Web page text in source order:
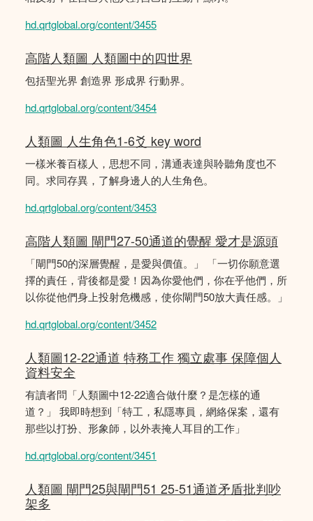
hd.qrtglobal.org/content/3455
高階人類圖 人類圖中的四世界
包括聖光界 創造界 形成界 行動界。
hd.qrtglobal.org/content/3454
人類圖 人生角色1-6爻 key word
一樣米養百樣人，思想不同，溝通表達與聆聽角度也不
同。求同存異，了解身邊人的人生角色。
hd.qrtglobal.org/content/3453
高階人類圖 閘門27-50通道的覺醒 愛才是源頭
「閘門50的深層覺醒，是愛與價值。」 「一切你願意選
擇的責任，背後都是愛！因為你愛他們，你在乎他們，所
以你從他們身上投射危機感，使你閘門50放大責任感。」
hd.qrtglobal.org/content/3452
人類圖12-22通道 特務工作 獨立處事 保障個人
資料安全
有讀者問「人類圖中12-22適合做什麼？是怎樣的通
道？」 我即時想到「特工，私隱專員，網絡保案，還有
那些以打扮、形象師，以外表掩人耳目的工作」
hd.qrtglobal.org/content/3451
人類圖 閘門25與閘門51 25-51通道矛盾批判吵
架多